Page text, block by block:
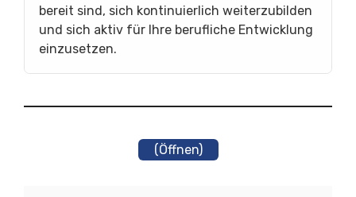
bereit sind, sich kontinuierlich weiterzubilden
und sich aktiv für Ihre berufliche Entwicklung
einzusetzen.
(Öffnen)